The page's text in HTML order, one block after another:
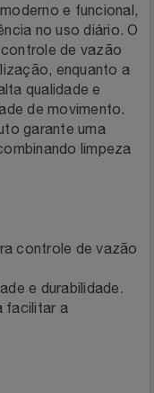
e funcional,
no uso diário. O
de vazão
enquanto a
qualidade e
de movimento.
garante uma
limpeza
controle de vazão
e durabilidade.
facilitar a